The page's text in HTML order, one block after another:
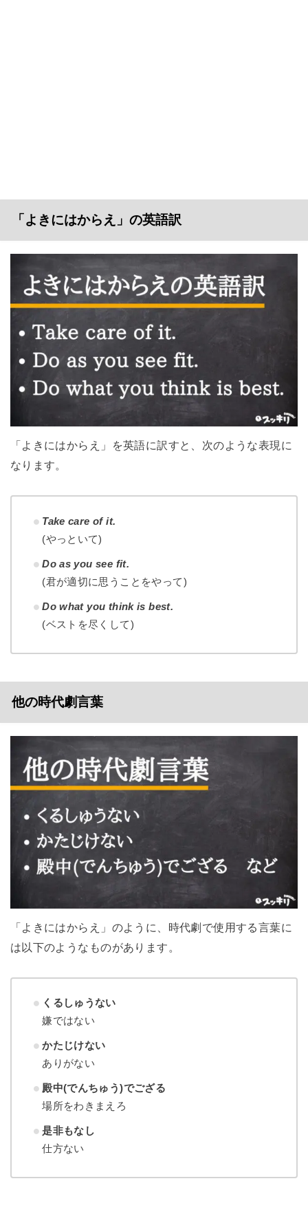
「よきにはからえ」の英語訳
「よきにはからえ」を英語に訳すと、次のような表現に
なります。
Take care of it.
(やっといて)
Do as you see fit.
(君が適切に思うことをやって)
Do what you think is best.
(ベストを尽くして)
他の時代劇言葉
「よきにはからえ」のように、時代劇で使用する言葉に
は以下のようなものがあります。
くるしゅうない
嫌ではない
かたじけない
ありがない
殿中(でんちゅう)でござる
場所をわきまえろ
是非もなし
仕方ない